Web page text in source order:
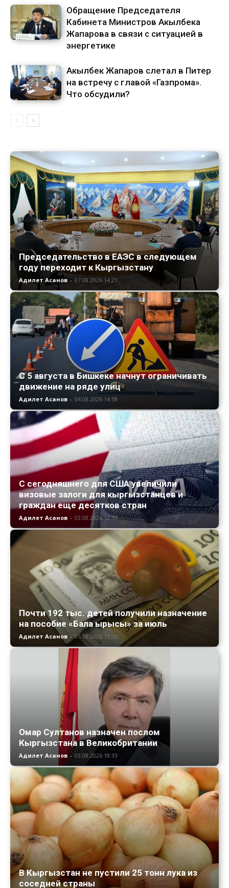
Обращение Председателя
Кабинета Министров Акылбека
Жапарова в связи с ситуацией в
энергетике
Акылбек Жапаров слетал в Питер
на встречу с главой «Газпрома».
Что обсудили?
Председательство в ЕАЭС в следующем
году переходит к Кыргызстану
Адилет Асанов - 07.08.2026 14:21
С 5 августа в Бишкеке начнут ограничивать
движение на ряде улиц
Адилет Асанов - 04.08.2026 14:58
С сегодняшнего для США увеличили
визовые залоги для кыргызстанцев и
граждан еще десятков стран
Адилет Асанов - 03.08.2026 12:19
Почти 192 тыс. детей получили назначение
на пособие «Бала ырысы» за июль
Адилет Асанов - 05.08.2026 13:53
Омар Султанов назначен послом
Кыргызстана в Великобритании
Адилет Асанов - 03.08.2026 18:33
В Кыргызстан не пустили 25 тонн лука из
соседней страны